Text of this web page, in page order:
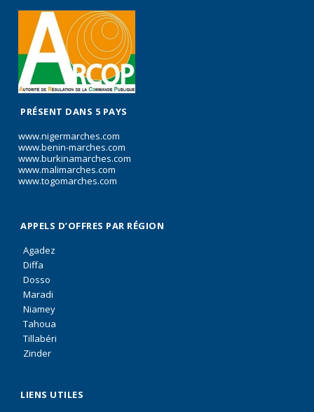
PRÉSENT DANS 5 PAYS
www.nigermarches.com
www.benin-marches.com
www.burkinamarches.com
www.malimarches.com
www.togomarches.com
APPELS D’OFFRES PAR RÉGION
Agadez
Diffa
Dosso
Maradi
Niamey
Tahoua
Tillabéri
Zinder
LIENS UTILES